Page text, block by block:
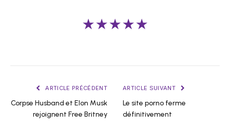
★★★★★
ARTICLE PRÉCÉDENT
Corpse Husband et Elon Musk
rejoignent Free Britney
ARTICLE SUIVANT
Le site porno ferme
définitivement